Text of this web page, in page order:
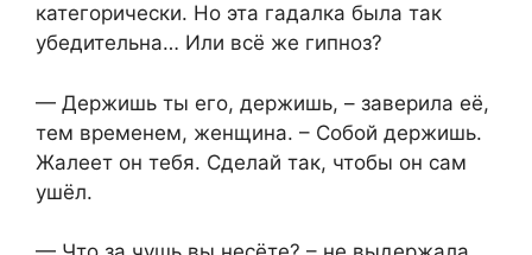
категорически. Но эта гадалка была так
убедительна… Или всё же гипноз?
— Держишь ты его, держишь, – заверила её,
тем временем, женщина. – Собой держишь.
Жалеет он тебя. Сделай так, чтобы он сам
ушёл.